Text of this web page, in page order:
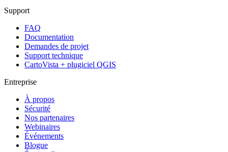
Support
FAQ
Documentation
Demandes de projet
Support technique
CartoVista + plugiciel QGIS
Entreprise
À propos
Sécurité
Nos partenaires
Webinaires
Événements
Blogue